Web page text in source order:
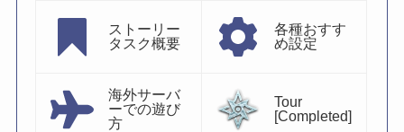
ストーリー
タスク概要
各種おすす
め設定
海外サーバ
ーでの遊び
方
Tour
[Completed]